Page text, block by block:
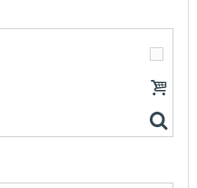
& Nettoyant...